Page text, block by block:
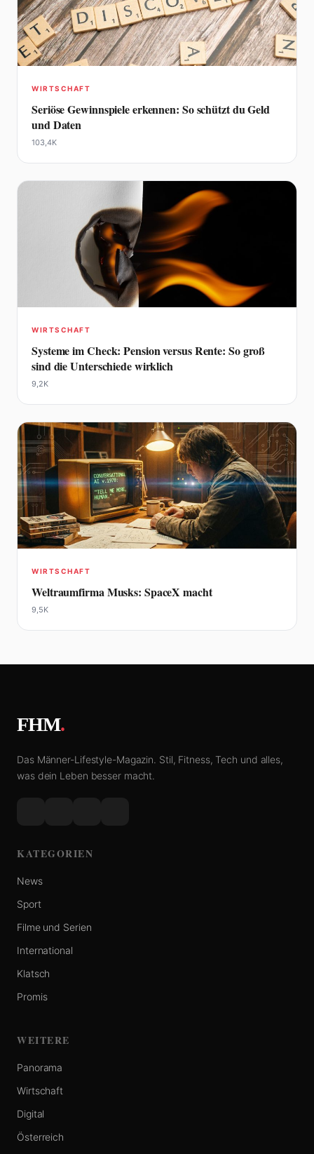
WIRTSCHAFT
Seriöse Gewinnspiele erkennen: So schützt du Geld
und Daten
103,4K
WIRTSCHAFT
Systeme im Check: Pension versus Rente: So groß
sind die Unterschiede wirklich
9,2K
WIRTSCHAFT
Weltraumfirma Musks: SpaceX macht
9,5K
FHM.
Das Männer-Lifestyle-Magazin. Stil, Fitness, Tech und alles,
was dein Leben besser macht.
KATEGORIEN
News
Sport
Filme und Serien
International
Klatsch
Promis
WEITERE
Panorama
Wirtschaft
Digital
Österreich